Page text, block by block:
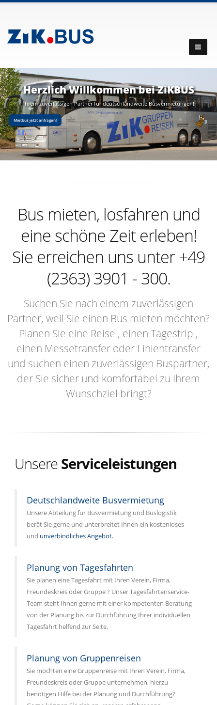
Herzlich Willkommen bei ZiKBUS
Ihrem zuverlässigen Partner für deutschlandweite Busvermietungen!
Mietbus jetzt anfragen!
Bus mieten, losfahren und
eine schöne Zeit erleben!
Sie erreichen uns unter +49
(2363) 3901 - 300.
Suchen Sie nach einem zuverlässigen
Partner, weil Sie einen Bus mieten möchten?
Planen Sie eine Reise , einen Tagestrip ,
einen Messetransfer oder Linientransfer
und suchen einen zuverlässigen Buspartner,
der Sie sicher und komfortabel zu Ihrem
Wunschziel bringt?
Unsere Serviceleistungen
Deutschlandweite Busvermietung
Unsere Abteilung für Busvermietung und Buslogistik
berät Sie gerne und unterbreitet Ihnen ein kostenloses
und unverbindliches Angebot.
Planung von Tagesfahrten
Sie planen eine Tagesfahrt mit Ihren Verein, Firma,
Freundeskreis oder Gruppe ? Unser Tagesfahrtenservice-
Team steht Ihnen gerne mit einer kompetenten Beratung
von der Planung bis zur Durchführung Ihrer individuellen
Tagesfahrt helfend zur Seite.
Planung von Gruppenreisen
Sie möchten eine Gruppenreise mit Ihren Verein, Firma,
Freundeskreis oder Gruppe unternehmen, hierzu
benötigen Hilfe bei der Planung und Durchführung?